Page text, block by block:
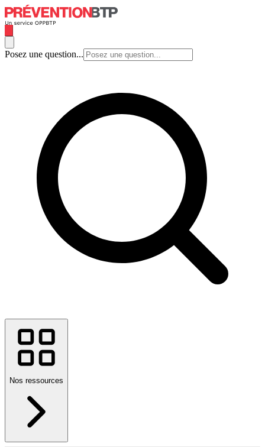
Posez une question...
Nos ressources